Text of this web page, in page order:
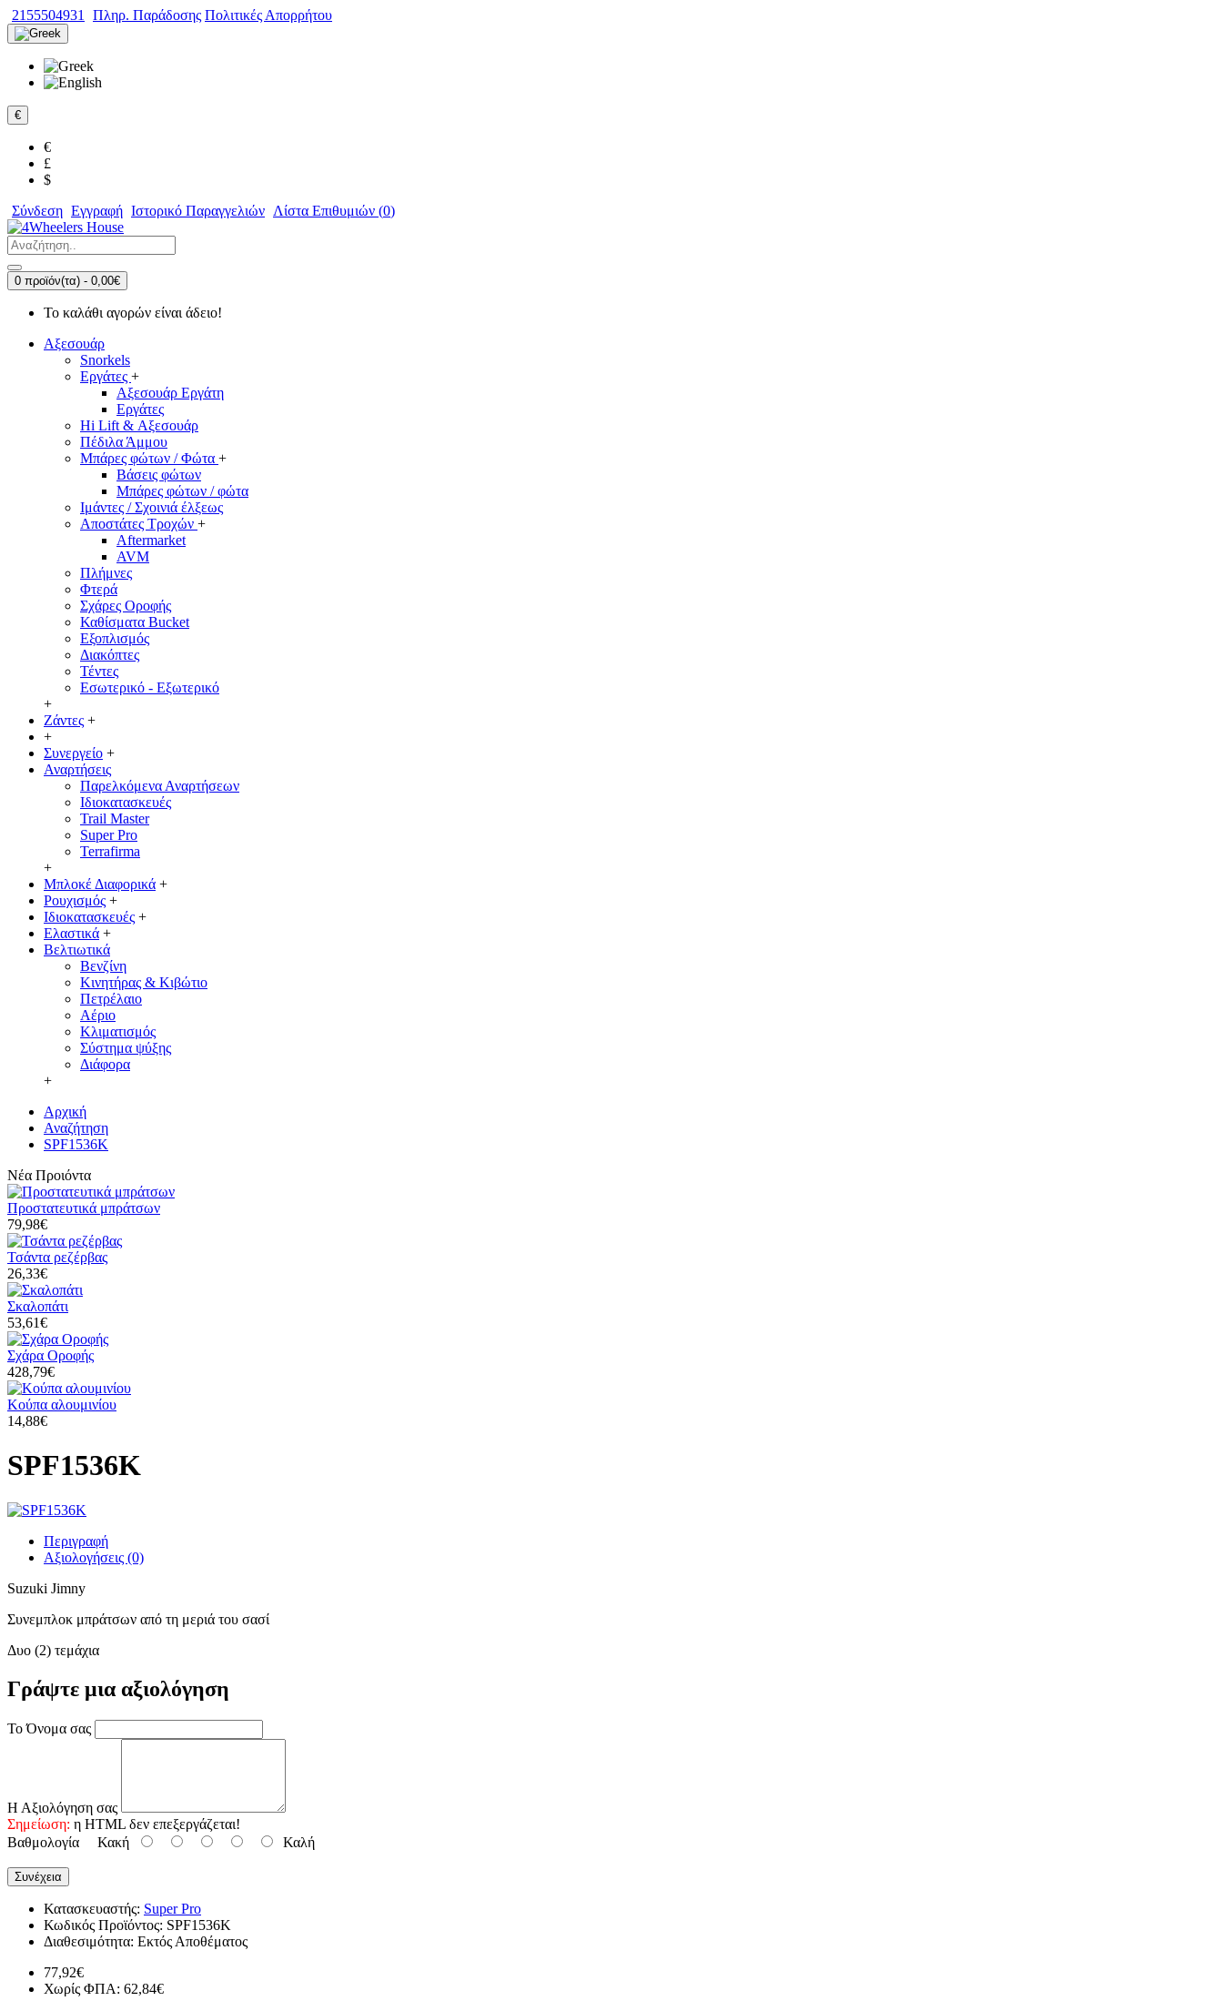
2155504931 Πληρ. Παράδοσης Πολιτικές Απορρήτου
€
€
£
$
Σύνδεση Εγγραφή Ιστορικό Παραγγελιών Λίστα Επιθυμιών (0)
0 προϊόν(τα) - 0,00€
Το καλάθι αγορών είναι άδειο!
Αξεσουάρ
Snorkels
Εργάτες +
Αξεσουάρ Εργάτη
Εργάτες
Hi Lift & Αξεσουάρ
Πέδιλα Άμμου
Μπάρες φώτων / Φώτα +
Βάσεις φώτων
Μπάρες φώτων / φώτα
Ιμάντες / Σχοινιά έλξεως
Αποστάτες Τροχών +
Aftermarket
AVM
Πλήμνες
Φτερά
Σχάρες Οροφής
Καθίσματα Bucket
Εξοπλισμός
Διακόπτες
Τέντες
Εσωτερικό - Εξωτερικό
+
Ζάντες +
+
Συνεργείο +
Αναρτήσεις
Παρελκόμενα Αναρτήσεων
Ιδιοκατασκευές
Trail Master
Super Pro
Terrafirma
+
Μπλοκέ Διαφορικά +
Ρουχισμός +
Ιδιοκατασκευές +
Ελαστικά +
Βελτιωτικά
Βενζίνη
Κινητήρας & Κιβώτιο
Πετρέλαιο
Αέριο
Κλιματισμός
Σύστημα ψύξης
Διάφορα
+
Αρχική
Αναζήτηση
SPF1536K
Νέα Προιόντα
Προστατευτικά μπράτσων
79,98€
Τσάντα ρεζέρβας
26,33€
Σκαλοπάτι
53,61€
Σχάρα Οροφής
428,79€
Κούπα αλουμινίου
14,88€
SPF1536K
Περιγραφή
Αξιολογήσεις (0)
Suzuki Jimny
Συνεμπλοκ μπράτσων από τη μεριά του σασί
Δυο (2) τεμάχια
Γράψτε μια αξιολόγηση
Το Όνομα σας
Η Αξιολόγηση σας
Σημείωση: η HTML δεν επεξεργάζεται!
Βαθμολογία Κακή Καλή
Συνέχεια
Κατασκευαστής: Super Pro
Κωδικός Προϊόντος: SPF1536K
Διαθεσιμότητα: Εκτός Αποθέματος
77,92€
Χωρίς ΦΠΑ: 62,84€